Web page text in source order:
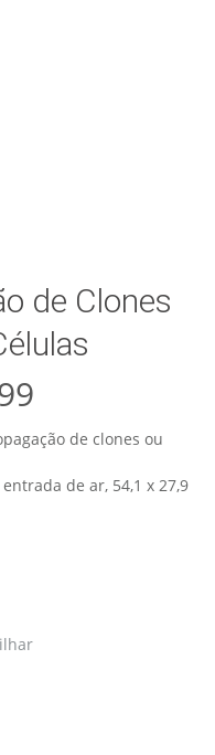
de Clones
de clones ou
de ar, 54,1 x 27,9